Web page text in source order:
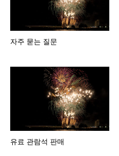
자주 묻는 질문
유료 관람석 판매